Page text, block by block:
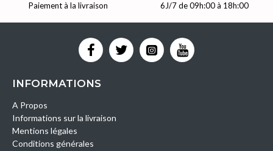
Paiement à la livraison 6J/7 de 09h:00 à 18h:00
INFORMATIONS
A Propos
Informations sur la livraison
Mentions légales
Conditions générales